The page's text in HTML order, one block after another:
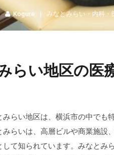
Kogure みなとみらい ・ 内科 ・
らい地区の医
みらい地区は、横浜市の中でも
みらいは、高層ビルや商業施設
して知られています。みなとみ